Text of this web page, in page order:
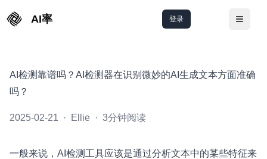
AI率 登录
切换菜
AI检测靠谱吗？AI检测器在识别微妙的AI生成文本方面准确
吗？
2025-02-21 · Ellie · 3分钟阅读
一般来说，AI检测工具应该是通过分析文本中的某些特征来